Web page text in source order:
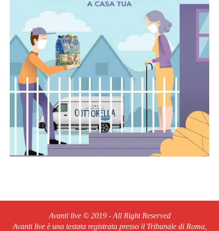
Avanti live © 2019 - All Right Reserved
Avanti live è una testata registrata presso il Tribunale di Roma,